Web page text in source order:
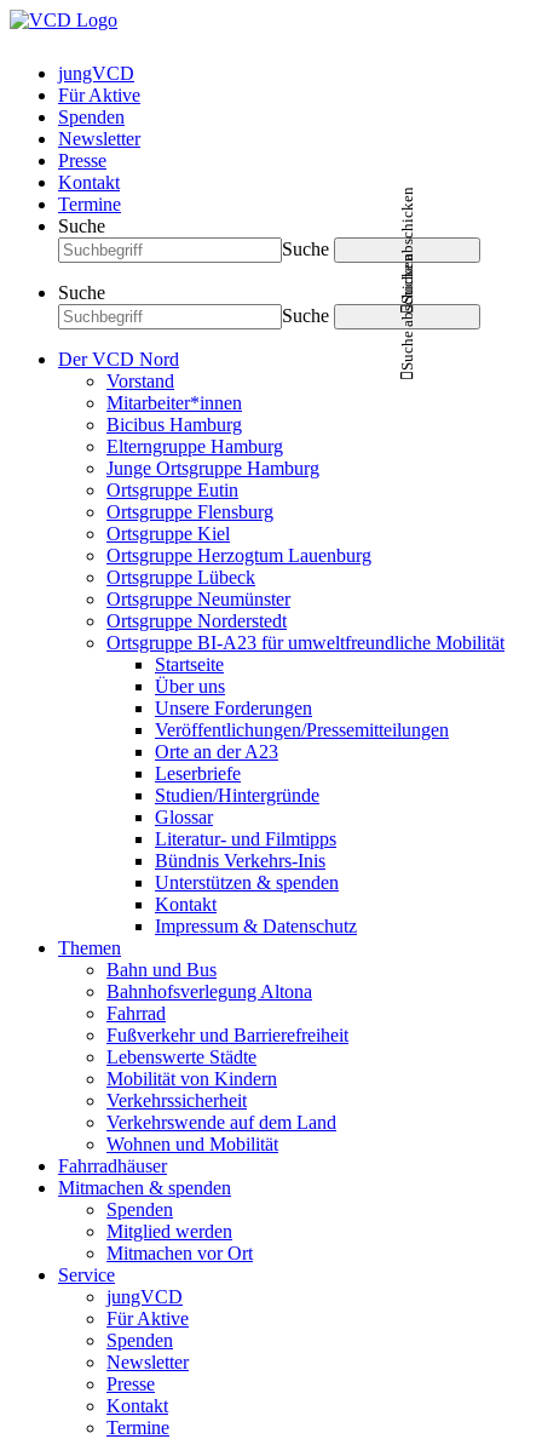
jungVCD
Für Aktive
Spenden
Newsletter
Presse
Kontakt
Termine
Suche
Suche
Suche abschicken
Suche
Suche
Suche abschicken
Der VCD Nord
Vorstand
Mitarbeiter*innen
Bicibus Hamburg
Elterngruppe Hamburg
Junge Ortsgruppe Hamburg
Ortsgruppe Eutin
Ortsgruppe Flensburg
Ortsgruppe Kiel
Ortsgruppe Herzogtum Lauenburg
Ortsgruppe Lübeck
Ortsgruppe Neumünster
Ortsgruppe Norderstedt
Ortsgruppe BI-A23 für umweltfreundliche Mobilität
Startseite
Über uns
Unsere Forderungen
Veröffentlichungen/Pressemitteilungen
Orte an der A23
Leserbriefe
Studien/Hintergründe
Glossar
Literatur- und Filmtipps
Bündnis Verkehrs-Inis
Unterstützen & spenden
Kontakt
Impressum & Datenschutz
Themen
Bahn und Bus
Bahnhofsverlegung Altona
Fahrrad
Fußverkehr und Barrierefreiheit
Lebenswerte Städte
Mobilität von Kindern
Verkehrssicherheit
Verkehrswende auf dem Land
Wohnen und Mobilität
Fahrradhäuser
Mitmachen & spenden
Spenden
Mitglied werden
Mitmachen vor Ort
Service
jungVCD
Für Aktive
Spenden
Newsletter
Presse
Kontakt
Termine